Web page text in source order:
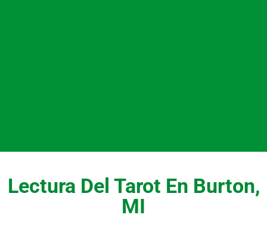
Sí, ayudamos a personas del área de Burton,
Lectura Del Tarot En Burton,
MI